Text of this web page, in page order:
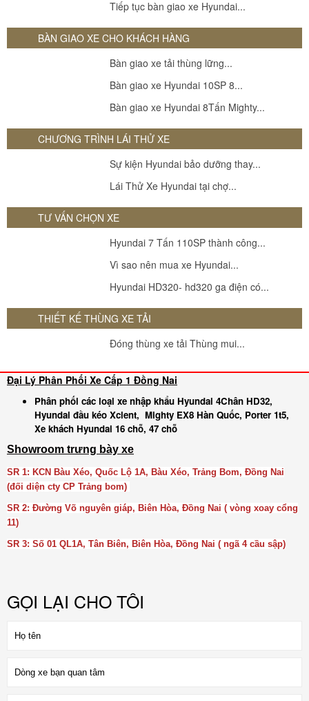
Giá: 405000000
Tiếp tục bàn giao xe Hyundai...
BÀN GIAO XE CHO KHÁCH HÀNG
Bàn giao xe tải thùng lững...
Bàn giao xe Hyundai 10SP 8...
Bàn giao xe Hyundai 8Tấn Mighty...
CHƯƠNG TRÌNH LÁI THỬ XE
Sự kiện Hyundai bảo dưỡng thay...
Lái Thử Xe Hyundai tại chợ...
TƯ VẤN CHỌN XE
Hyundai 7 Tấn 110SP thành công...
Vì sao nên mua xe Hyundai...
Hyundai HD320- hd320 ga điện có...
THIẾT KẾ THÙNG XE TẢI
Đóng thùng xe tải Thùng mui...
Đại Lý Phân Phối Xe Cấp 1 Đồng Nai
Phân phối các loại xe nhập khẩu Hyundai 4Chân HD32,
Hyundai đầu kéo Xcient, Mighty EX8 Hàn Quốc, Porter 1t5,
Xe khách Hyundai 16 chỗ, 47 chỗ
Showroom trưng bày xe
SR 1: KCN Bàu Xéo, Quốc Lộ 1A, Bàu Xéo, Trảng Bom, Đồng Nai
(đối diện cty CP Trảng bom)
SR 2: Đường Võ nguyên giáp, Biên Hòa, Đồng Nai ( vòng xoay cổng
11)
SR 3: Số 01 QL1A, Tân Biên, Biên Hòa, Đồng Nai ( ngã 4 cầu sập)
GỌI LẠI CHO TÔI